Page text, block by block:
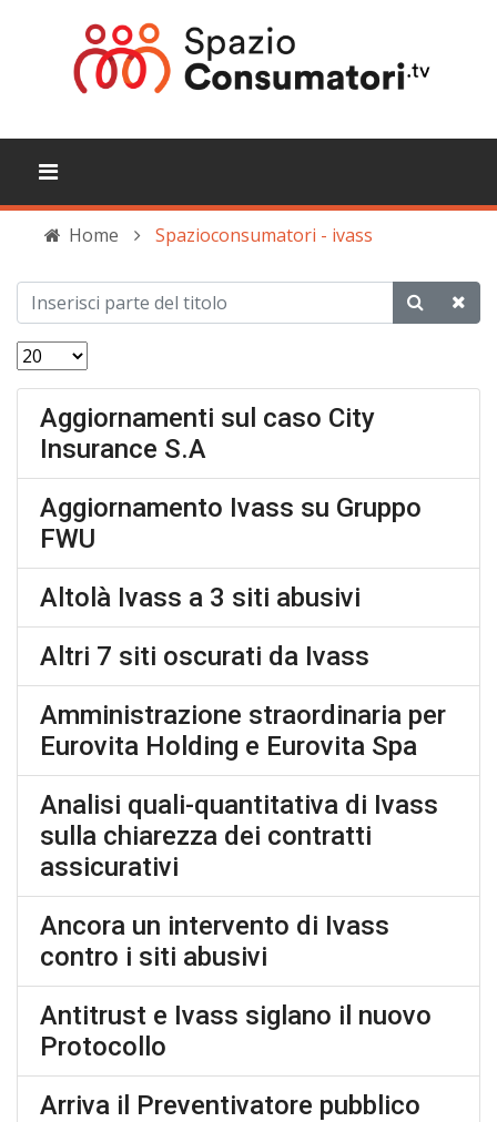
Home Spazioconsumatori - ivass
Aggiornamenti sul caso City
Insurance S.A
Aggiornamento Ivass su Gruppo
FWU
Altolà Ivass a 3 siti abusivi
Altri 7 siti oscurati da Ivass
Amministrazione straordinaria per
Eurovita Holding e Eurovita Spa
Analisi quali-quantitativa di Ivass
sulla chiarezza dei contratti
assicurativi
Ancora un intervento di Ivass
contro i siti abusivi
Antitrust e Ivass siglano il nuovo
Protocollo
Arriva il Preventivatore pubblico